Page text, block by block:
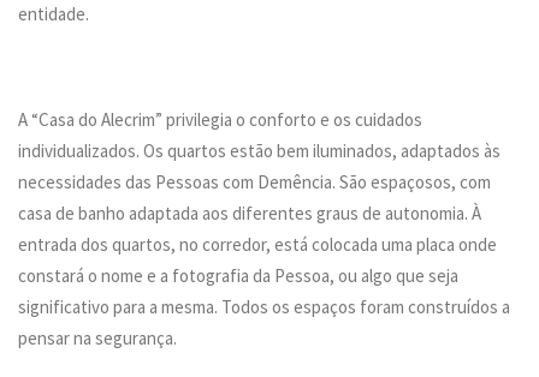
entidade.
A “Casa do Alecrim” privilegia o conforto e os cuidados
individualizados. Os quartos estão bem iluminados, adaptados às
necessidades das Pessoas com Demência. São espaçosos, com
casa de banho adaptada aos diferentes graus de autonomia. À
entrada dos quartos, no corredor, está colocada uma placa onde
constará o nome e a fotografia da Pessoa, ou algo que seja
significativo para a mesma. Todos os espaços foram construídos a
pensar na segurança.